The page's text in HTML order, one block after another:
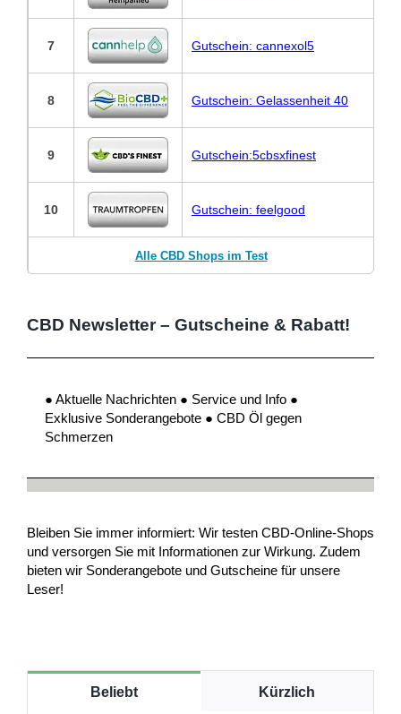
7 Gutschein: cannexol5
8 Gutschein: Gelassenheit 40
9 Gutschein:5cbsxfinest
10 Gutschein: feelgood
Alle CBD Shops im Test
CBD Newsletter – Gutscheine & Rabatt!
● Aktuelle Nachrichten ● Service und Info ●
Exklusive Sonderangebote ● CBD Öl gegen
Schmerzen
Bleiben Sie immer informiert: Wir testen CBD-Online-Shops
und versorgen Sie mit Informationen zur Wirkung. Zudem
bieten wir Sonderangebote und Gutscheine für unsere
Leser!
Beliebt Kürzlich